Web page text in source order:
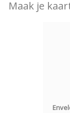
Maak je